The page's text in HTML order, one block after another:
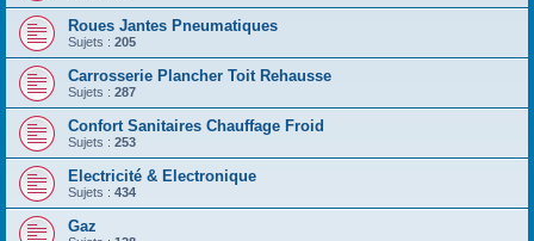
Roues Jantes Pneumatiques
Sujets : 205
Carrosserie Plancher Toit Rehausse
Sujets : 287
Confort Sanitaires Chauffage Froid
Sujets : 253
Electricité & Electronique
Sujets : 434
Gaz